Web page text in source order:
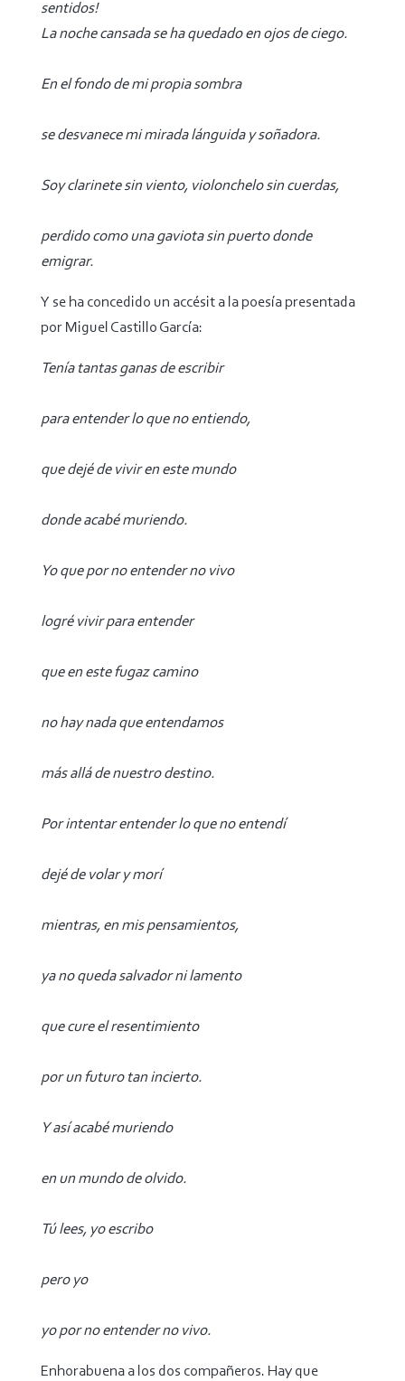
sentidos!
La noche cansada se ha quedado en ojos de ciego.
En el fondo de mi propia sombra
se desvanece mi mirada lánguida y soñadora.
Soy clarinete sin viento, violonchelo sin cuerdas,
perdido como una gaviota sin puerto donde
emigrar.
Y se ha concedido un accésit a la poesía presentada
por Miguel Castillo García:
Tenía tantas ganas de escribir
para entender lo que no entiendo,
que dejé de vivir en este mundo
donde acabé muriendo.
Yo que por no entender no vivo
logré vivir para entender
que en este fugaz camino
no hay nada que entendamos
más allá de nuestro destino.
Por intentar entender lo que no entendí
dejé de volar y morí
mientras, en mis pensamientos,
ya no queda salvador ni lamento
que cure el resentimiento
por un futuro tan incierto.
Y así acabé muriendo
en un mundo de olvido.
Tú lees, yo escribo
pero yo
yo por no entender no vivo.
Enhorabuena a los dos compañeros. Hay que